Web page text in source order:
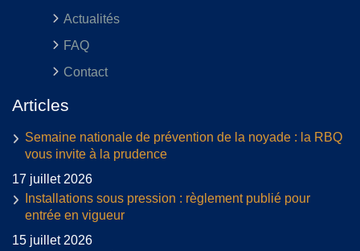
Actualités
FAQ
Contact
Articles
Semaine nationale de prévention de la noyade : la RBQ
vous invite à la prudence
17 juillet 2026
Installations sous pression : règlement publié pour
entrée en vigueur
15 juillet 2026